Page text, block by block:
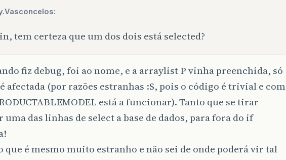
tem certeza que um dos dois está selected?
fiz debug, foi ao nome, e a arraylist P vinha preenchida, só
afectada (por razões estranhas :S, pois o código é trivial e com
está a funcionar). Tanto que se tirar
uma das linhas de select a base de dados, para fora do if
que é mesmo muito estranho e não sei de onde poderá vir tal